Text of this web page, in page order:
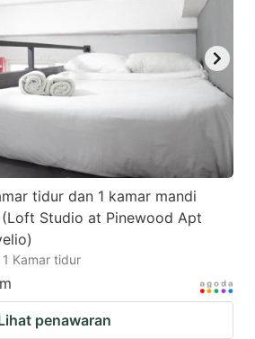
tidur dan 1 kamar mandi
Studio at Pinewood Apt
1 Kamar tidur
penawaran